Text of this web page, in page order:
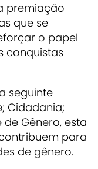
premiação
que se
o papel
conquistas
seguinte
Cidadania;
de Gênero, esta
para
de gênero.